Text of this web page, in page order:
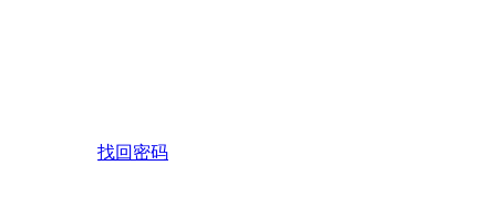
找回密码